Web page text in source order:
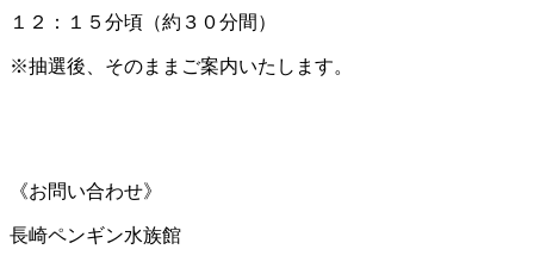
１２：１５分頃（約３０分間）
※抽選後、そのままご案内いたします。
《お問い合わせ》
長崎ペンギン水族館